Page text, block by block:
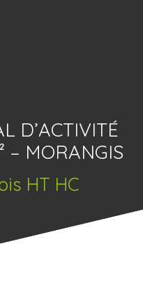
D’ACTIVITÉ
– MORANGIS
HT HC